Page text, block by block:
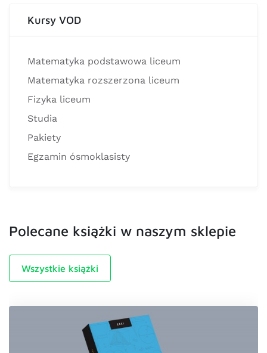
Kursy VOD
Matematyka podstawowa liceum
Matematyka rozszerzona liceum
Fizyka liceum
Studia
Pakiety
Egzamin ósmoklasisty
Polecane książki w naszym sklepie
Wszystkie książki